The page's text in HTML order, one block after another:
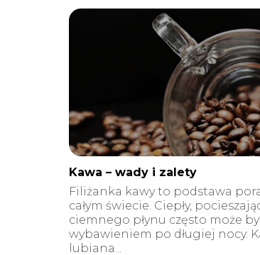
Kawa – wady i zalety
Filiżanka kawy to podstawa
całym świecie. Ciepły,
ciemnego płynu często może
wybawieniem po długiej nocy.
lubiana...